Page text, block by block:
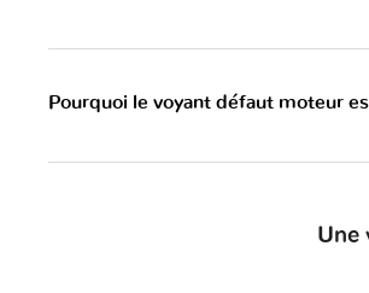
Pourquoi le voyant défaut moteur
Une